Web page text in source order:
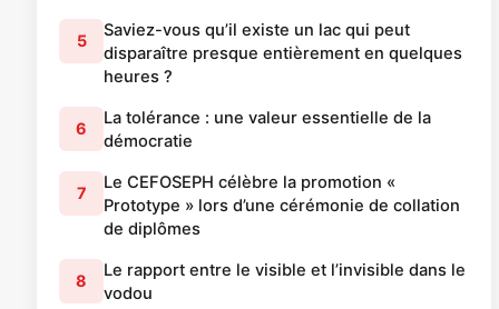
5
Saviez-vous qu’il existe un lac qui peut
disparaître presque entièrement en quelques
heures ?
6
La tolérance : une valeur essentielle de la
démocratie
7
Le CEFOSEPH célèbre la promotion «
Prototype » lors d’une cérémonie de collation
de diplômes
8
Le rapport entre le visible et l’invisible dans le
vodou